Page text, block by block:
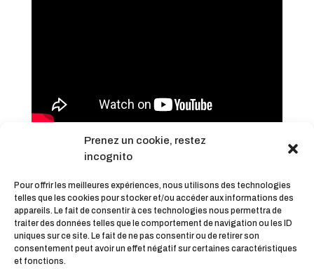
Prenez un cookie, restez
incognito
Pour offrir les meilleures expériences, nous utilisons des technologies
telles que les cookies pour stocker et/ou accéder aux informations des
appareils. Le fait de consentir à ces technologies nous permettra de
traiter des données telles que le comportement de navigation ou les ID
uniques sur ce site. Le fait de ne pas consentir ou de retirer son
consentement peut avoir un effet négatif sur certaines caractéristiques
et fonctions.
Partager